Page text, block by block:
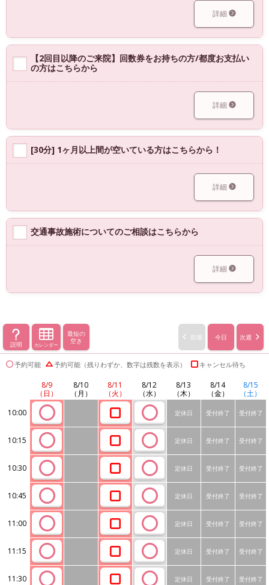
詳細
【2回目以降のご来院】回数券をお持ちの方/都度お支払い
の方はこちらから
詳細
[30分] 1ヶ月以上間が空いている方はこちらから！
詳細
交通事故施術についてのご相談はこちらから
詳細
説明 カレンダー
最短の
空き
前週 今日 次週
予約可能 予約可能（残りわずか、数字は残数を表示） キャンセル待ち
8/9
（日）
8/10
（月）
8/11
（火）
8/12
（水）
8/13
（木）
8/14
（金）
8/15
（土）
10:00
定休日 受付終了 受付終了
10:15 定休日 受付終了 受付終了
10:30 定休日 受付終了 受付終了
10:45 定休日 受付終了 受付終了
11:00 定休日 受付終了 受付終了
11:15 定休日 受付終了 受付終了
11:30 定休日 受付終了 受付終了